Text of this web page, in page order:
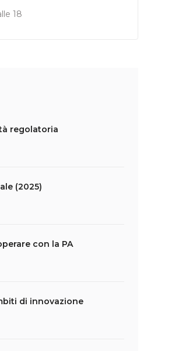
18
regolatoria
(2025)
con la PA
di innovazione